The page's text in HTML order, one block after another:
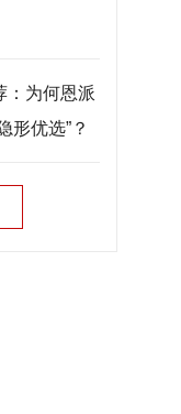
：为何恩派
形优选”？